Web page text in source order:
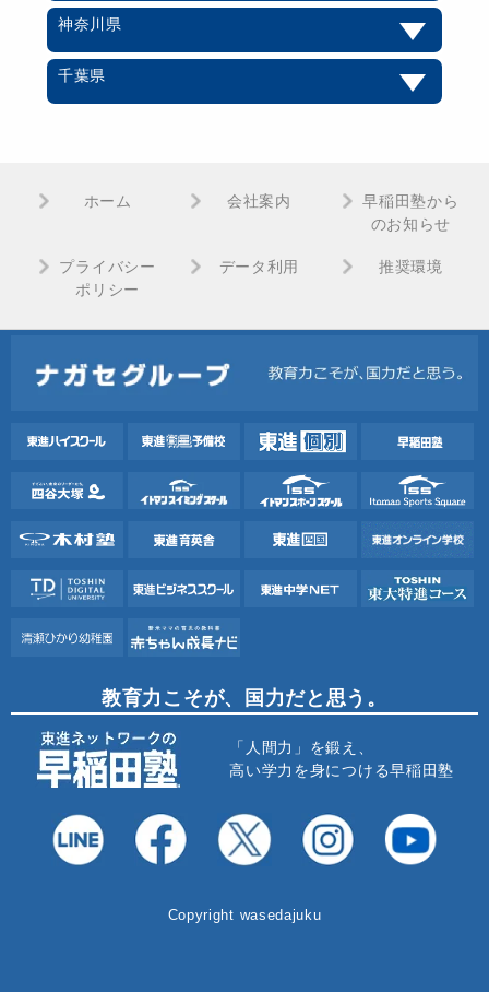
神奈川県
千葉県
ホーム 会社案内
早稲田塾から
のお知らせ
プライバシー
ポリシー
データ利用 推奨環境
教育力こそが、国力だと思う。
「人間力」を鍛え、
高い学力を身につける早稲田塾
Copyright wasedajuku